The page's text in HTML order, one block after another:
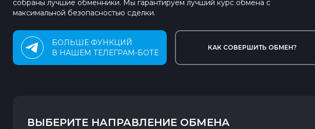
собраны лучшие обменники. Мы гарантируем лучший курс обмена с
максимальной безопасностью сделки.
БОЛЬШЕ ФУНКЦИЙ
В НАШЕМ ТЕЛЕГРАМ-БОТЕ
КАК СОВЕРШИТЬ ОБМЕН?
ВЫБЕРИТЕ НАПРАВЛЕНИЕ ОБМЕНА